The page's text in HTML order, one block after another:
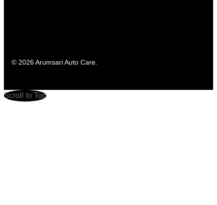
© 2026 Arumsari Auto Care.
Scroll to Top